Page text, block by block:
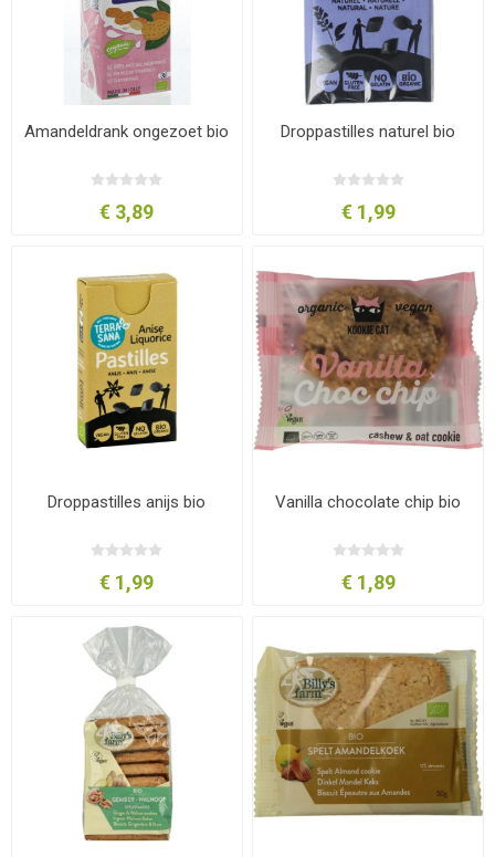
Amandeldrank ongezoet bio
€ 3,89
Droppastilles naturel bio
€ 1,99
Droppastilles anijs bio
€ 1,99
Vanilla chocolate chip bio
€ 1,89